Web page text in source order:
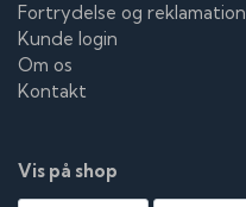
Fortrydelse og reklamation
Kunde login
Om os
Kontakt
Vis på shop